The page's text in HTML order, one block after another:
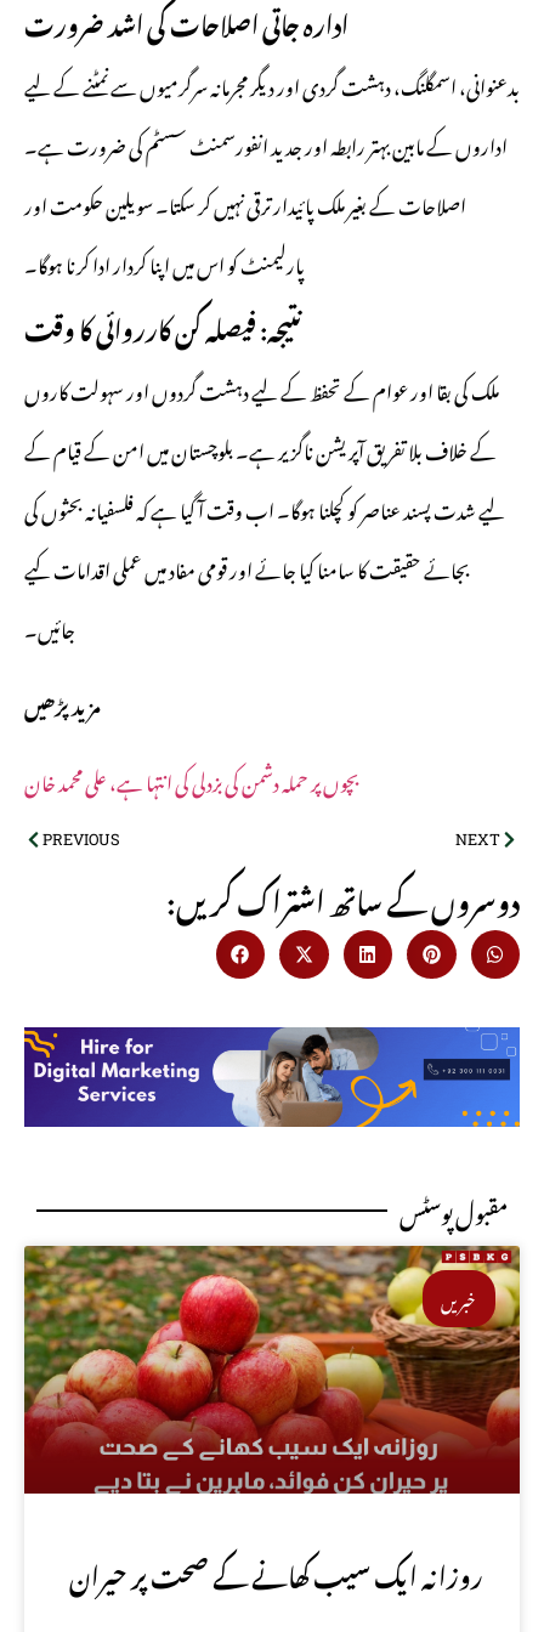
ادارہ جاتی اصلاحات کی اشد ضرورت
بدعنوانی، اسمگلنگ، دہشت گردی اور دیگر مجرمانہ سرگرمیوں سے نمٹنے کے لیے
اداروں کے مابین بہتر رابطہ اور جدید انفورسمنٹ سسٹم کی ضرورت ہے۔
اصلاحات کے بغیر ملک پائیدار ترقی نہیں کر سکتا۔ سویلین حکومت اور
پارلیمنٹ کو اس میں اپنا کردار ادا کرنا ہوگا۔
نتیجہ: فیصلہ کن کارروائی کا وقت
ملک کی بقا اور عوام کے تحفظ کے لیے دہشت گردوں اور سہولت کاروں
کے خلاف بلا تفریق آپریشن ناگزیر ہے۔ بلوچستان میں امن کے قیام کے
لیے شدت پسند عناصر کو کچلنا ہوگا۔ اب وقت آ گیا ہے کہ فلسفیانہ بحثوں کی
بجائے حقیقت کا سامنا کیا جائے اور قومی مفاد میں عملی اقدامات کیے
جائیں۔
مزید پڑھیں
بچوں پر حملہ دشمن کی بزدلی کی انتہا ہے، علی محمد خان
PREVIOUS NEXT
:دوسروں کے ساتھ اشتراک کریں
مقبول پوسٹس
خبریں
روزانہ ایک سیب کھانے کے صحت پر حیران